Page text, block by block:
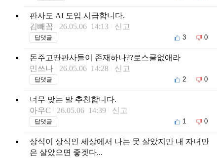
판사도 AI 도입 시급합니다.
김빼꼼
26.05.06 14:13 신고
답댓글 3 0
돈주고딴판사들이 존재하나??로스쿨없애라
민쓰나
26.05.06 14:28 신고
답댓글 2 0
너무 맞는 말 추천합니다.
아우C
26.05.06 14:39 신고
답댓글 1 0
상식이 상식인 세상에서 나는 못 살았지만 내 자녀만
은 살았으면 좋겟다...